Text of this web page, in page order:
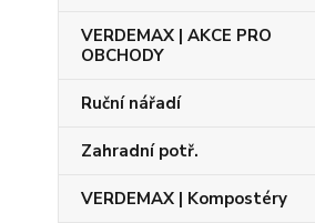
VERDEMAX | AKCE PRO
OBCHODY
Ruční nářadí
Zahradní potř.
VERDEMAX | Kompostéry